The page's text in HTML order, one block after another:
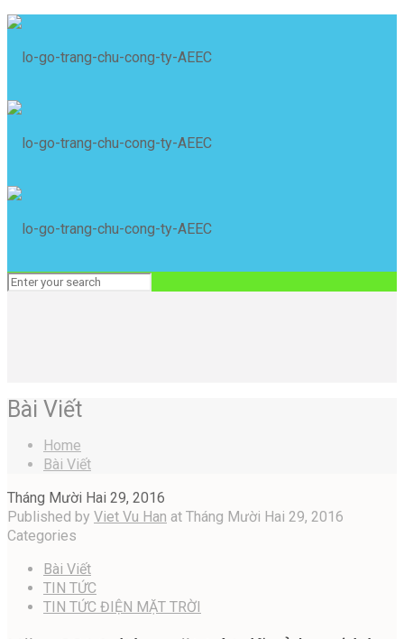
Bài Viết
Home
Bài Viết
Tháng Mười Hai 29, 2016
Published by Viet Vu Han at Tháng Mười Hai 29, 2016
Categories
Bài Viết
TIN TỨC
TIN TỨC ĐIỆN MẶT TRỜI